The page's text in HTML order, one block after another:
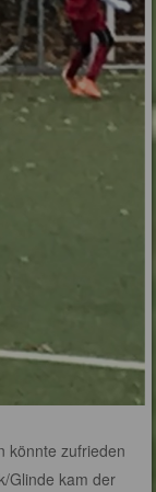
könnte zufrieden
Glinde kam der